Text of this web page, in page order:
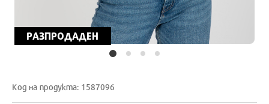
РАЗПРОДАДЕН
Код на продукта: 1587096